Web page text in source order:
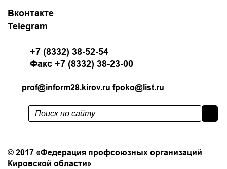
Вконтакте
Telegram
+7 (8332) 38-52-54
Факс +7 (8332) 38-23-00
prof@inform28.kirov.ru fpoko@list.ru
© 2017 «Федерация профсоюзных организаций
Кировской области»